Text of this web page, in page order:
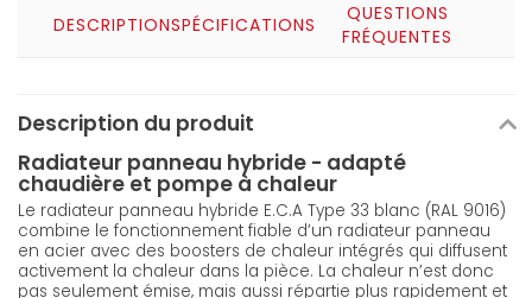
DESCRIPTIONSPÉCIFICATIONS
QUESTIONS
FRÉQUENTES
Description du produit
Radiateur panneau hybride - adapté
chaudière et pompe à chaleur
Le radiateur panneau hybride E.C.A Type 33 blanc (RAL 9016)
combine le fonctionnement fiable d’un radiateur panneau
en acier avec des boosters de chaleur intégrés qui diffusent
activement la chaleur dans la pièce. La chaleur n’est donc
pas seulement émise, mais aussi répartie plus rapidement et